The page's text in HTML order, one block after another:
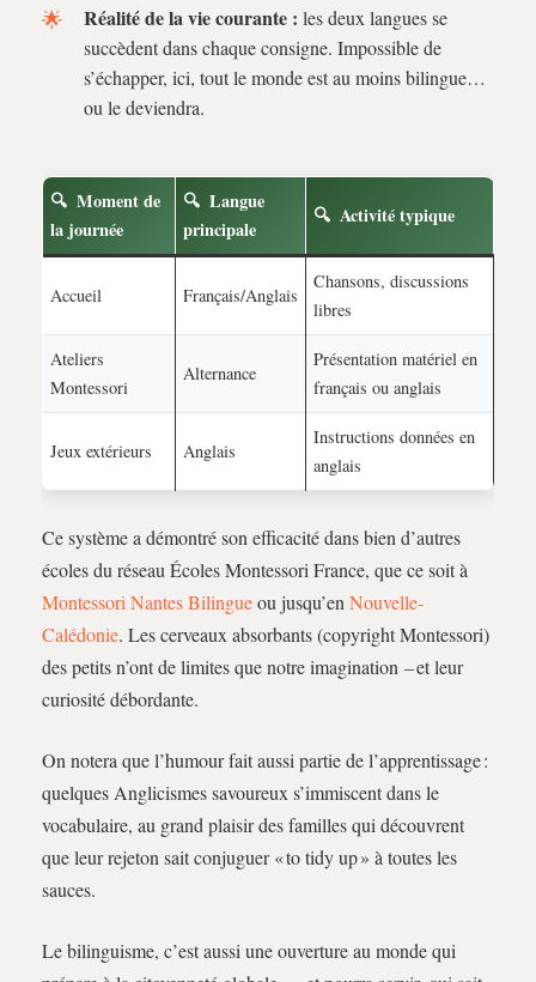
Réalité de la vie courante : les deux langues se
succèdent dans chaque consigne. Impossible de
s’échapper, ici, tout le monde est au moins bilingue…
ou le deviendra.
Moment de
la journée
Langue
principale
Activité typique
Accueil Français/Anglais
Chansons, discussions
libres
Ateliers
Montessori
Alternance
Présentation matériel en
français ou anglais
Jeux extérieurs Anglais
Instructions données en
anglais
Ce système a démontré son efficacité dans bien d’autres
écoles du réseau Écoles Montessori France, que ce soit à
Montessori Nantes Bilingueou jusqu’en Nouvelle-
Calédonie. Les cerveaux absorbants (copyright Montessori)
des petits n’ont de limites que notre imagination – et leur
curiosité débordante.
On notera que l’humour fait aussi partie de l’apprentissage :
quelques Anglicismes savoureux s’immiscent dans le
vocabulaire, au grand plaisir des familles qui découvrent
que leur rejeton sait conjuguer « to tidy up » à toutes les
sauces.
Le bilinguisme, c’est aussi une ouverture au monde qui